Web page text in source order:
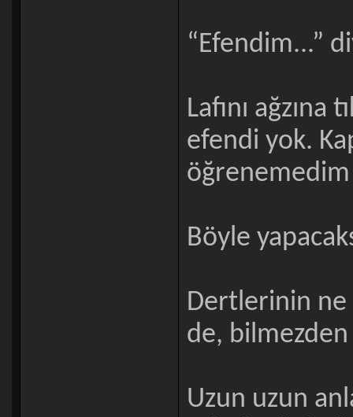
“Efendim...”
Lafını ağzına
efendi yok.
öğrenemedim
Böyle
Dertlerinin
de, bilmezden
Uzun uzun